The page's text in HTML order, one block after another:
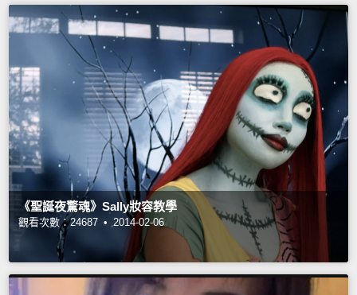
《聖誕夜驚魂》Sally妝容教學
觀看次數：24687 • 2014-02-06